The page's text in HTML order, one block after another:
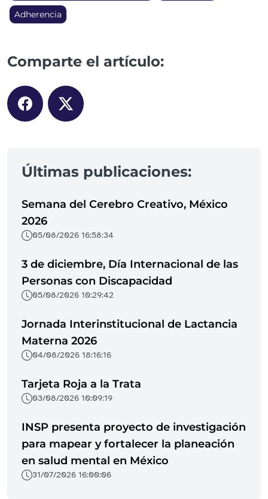
Adherencia
Comparte el artículo:
Últimas publicaciones:
Semana del Cerebro Creativo, México
2026
05/08/2026 16:58:34
3 de diciembre, Día Internacional de las
Personas con Discapacidad
05/08/2026 10:29:42
Jornada Interinstitucional de Lactancia
Materna 2026
04/08/2026 18:16:16
Tarjeta Roja a la Trata
03/08/2026 10:09:19
INSP presenta proyecto de investigación
para mapear y fortalecer la planeación
en salud mental en México
31/07/2026 16:00:06